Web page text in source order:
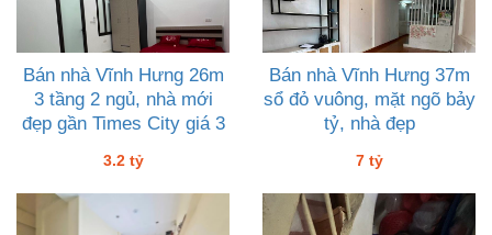
Bán nhà Vĩnh Hưng 26m
3 tầng 2 ngủ, nhà mới
đẹp gần Times City giá 3
3.2 tỷ
Bán nhà Vĩnh Hưng 37m
sổ đỏ vuông, mặt ngõ bảy
tỷ, nhà đẹp
7 tỷ